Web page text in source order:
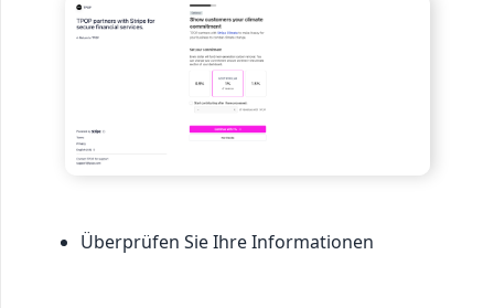
Überprüfen Sie Ihre Informationen